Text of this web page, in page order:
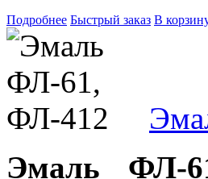
Подробнее Быстрый заказ В
Эмаль ФЛ-